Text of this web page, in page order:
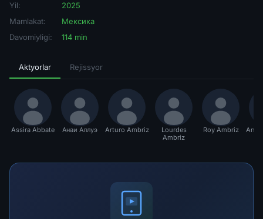
Yil:
2025
Mamlakat:
Мексика
Davomiyligi:
114 min
Aktyorlar Rejissyor
Assira Abbate Анаи Аллуэ Arturo Ambriz
Lourdes
Ambriz
Roy Ambriz